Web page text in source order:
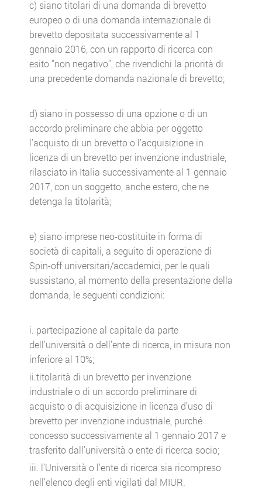
c) siano titolari di una domanda di brevetto
europeo o di una domanda internazionale di
brevetto depositata successivamente al 1
gennaio 2016, con un rapporto di ricerca con
esito “non negativo”, che rivendichi la priorità di
una precedente domanda nazionale di brevetto;
d) siano in possesso di una opzione o di un
accordo preliminare che abbia per oggetto
l’acquisto di un brevetto o l’acquisizione in
licenza di un brevetto per invenzione industriale,
rilasciato in Italia successivamente al 1 gennaio
2017, con un soggetto, anche estero, che ne
detenga la titolarità;
e) siano imprese neo-costituite in forma di
società di capitali, a seguito di operazione di
Spin-off universitari/accademici, per le quali
sussistano, al momento della presentazione della
domanda, le seguenti condizioni:
i. partecipazione al capitale da parte
dell’università o dell’ente di ricerca, in misura non
inferiore al 10%;
ii.titolarità di un brevetto per invenzione
industriale o di un accordo preliminare di
acquisto o di acquisizione in licenza d’uso di
brevetto per invenzione industriale, purché
concesso successivamente al 1 gennaio 2017 e
trasferito dall’università o ente di ricerca socio;
iii. l’Università o l’ente di ricerca sia ricompreso
nell’elenco degli enti vigilati dal MIUR.